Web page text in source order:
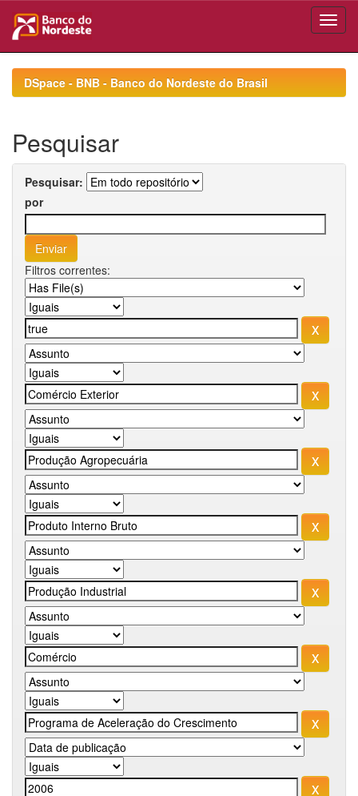
navigationDSpace - BNB - Banco do Nordeste do Brasil
Pesquisar
Pesquisar:
por
Filtros correntes: